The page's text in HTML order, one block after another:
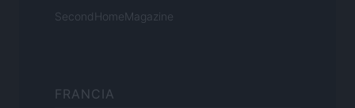
SecondHomeMagazine
FRANCIA